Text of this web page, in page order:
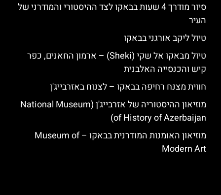
סיור מודרך 4 שעות בבאקו לצד ההיסטורי והמודרני של
העיר
טיול ליקב אורגני בבאקו
טיול מבאקו אל שקי (Sheki) – ארמון החאנים, כפר
קיש והכנסייה האלבנית
חווית מצנח רחיפה בבאקו – לצנוח באזרבייג'ן
מוזיאון ההיסטוריה של אזרבייג'ן (National Museum
of History of Azerbaijan)
מוזיאון האומנות המודרנית בבאקו – Museum of
Modern Art